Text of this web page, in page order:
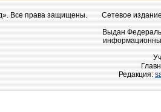
Все права защищены.
Сетевое
Выдан
Редакция: